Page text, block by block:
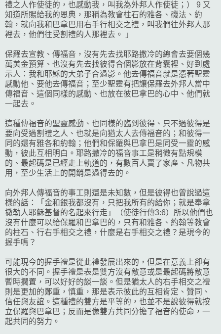
禮之人作使徒的，也感動我，叫我為外邦人作使徒；） 9 又
知道所賜給我的恩典，那稱為教會柱石的雅各、磯法、約
翰，就向我和巴拿巴用右手行相交之禮，叫我們往外邦人那
裡去，他們往受割禮的人那裡去。 ｣
保羅去宣教、傳福音，沒有先去找耶路撒冷的總會去要個幾
萬美金預算、也沒有先去找彼得合個影放在背囊裡、好到處
示人：我和耶穌的大弟子合過影。他去傳福音就是憑著聖靈
感動他、要他去傳福音；至少聖靈有把讓保羅去外邦人當中
傳福音、這個同樣的感動、也放在彼巴拿巴的心中、他們就
一起去。
這種傳福音的聖靈感動、也同樣的臨到彼得、只不過彼得是
要向受過割禮之人、也就是向猶太人去傳福音的；和彼得一
同的還有雅各和約翰；他們和保羅與巴拿巴是同受一靈的感
動，彼此互相明白。耶路撒冷的福音事工是稍微有點規模
的、最起碼是已經走上軌道的，有數百人賣了家產、凡物共
用，至少生活上的開銷是過得去的。
向外邦人傳福音的事工則還是未知數，但是彼得也曾說過這
樣的話：「金和銀我都沒有，只把我所有的給你；就是奉拿
撒勒人耶穌基督的名起來行走」（使徒行傳3:6）所以他們也
沒有什麼可以給保羅和巴拿巴的，只有和雅各、約翰等教會
的柱石、行右手相交之禮，什麼是右手相交之禮？是現今的
握手嗎？
可能現今的握手禮是從此禮發展出來的，但是在意義上卻有
很大的不同。握手禮是表是雙方沒有敵意或是最起碼將敵意
暫時擱置，可以好好的談一談。但是猶太人的右手相交之禮
則是更加的鄭重，慎重，那是表示彼此的互相肯定、贊同、
信任與友誼。這種禮的雙方是平等的，也並不是說彼得就按
立保羅與巴拿巴；反而是像雙方共同分擔了福音的使命，一
起共同的努力。